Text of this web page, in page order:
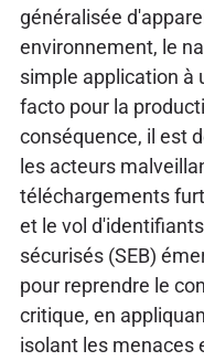
généralisée
environnement, le
simple application à
facto pour la
conséquence, il est
les acteurs
téléchargements
et le vol
sécurisés (SEB)
pour reprendre le
critique, en
isolant les menaces